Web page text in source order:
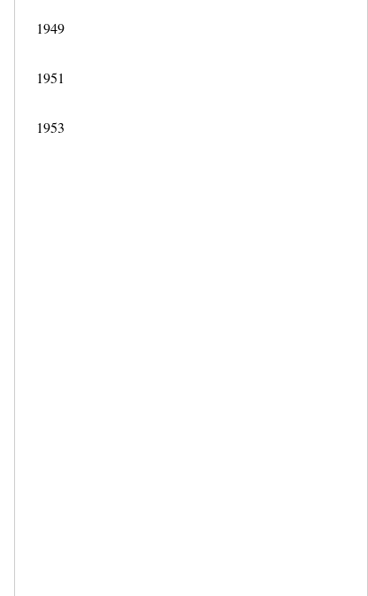
1949
1951
1953